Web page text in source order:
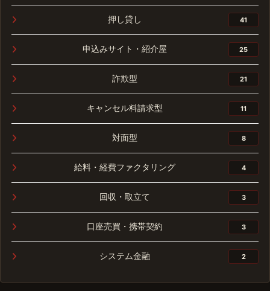
押し貸し 41
申込みサイト・紹介屋 25
詐欺型 21
キャンセル料請求型 11
対面型 8
給料・経費ファクタリング 4
回収・取立て 3
口座売買・携帯契約 3
システム金融 2